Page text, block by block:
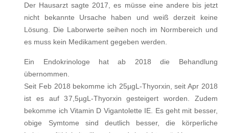
Der Hausarzt sagte 2017, es müsse eine andere bis jetzt
nicht bekannte Ursache haben und weiß derzeit keine
Lösung. Die Laborwerte seihen noch im Normbereich und
es muss kein Medikament gegeben werden.
Ein Endokrinologe hat ab 2018 die Behandlung
übernommen.
Seit Feb 2018 bekomme ich 25µgL-Thyorxin, seit Apr 2018
ist es auf 37,5µgL-Thyorxin gesteigert worden. Zudem
bekomme ich Vitamin D Vigantolette IE. Es geht mit besser,
obige Symtome sind deutlich besser, die körperliche